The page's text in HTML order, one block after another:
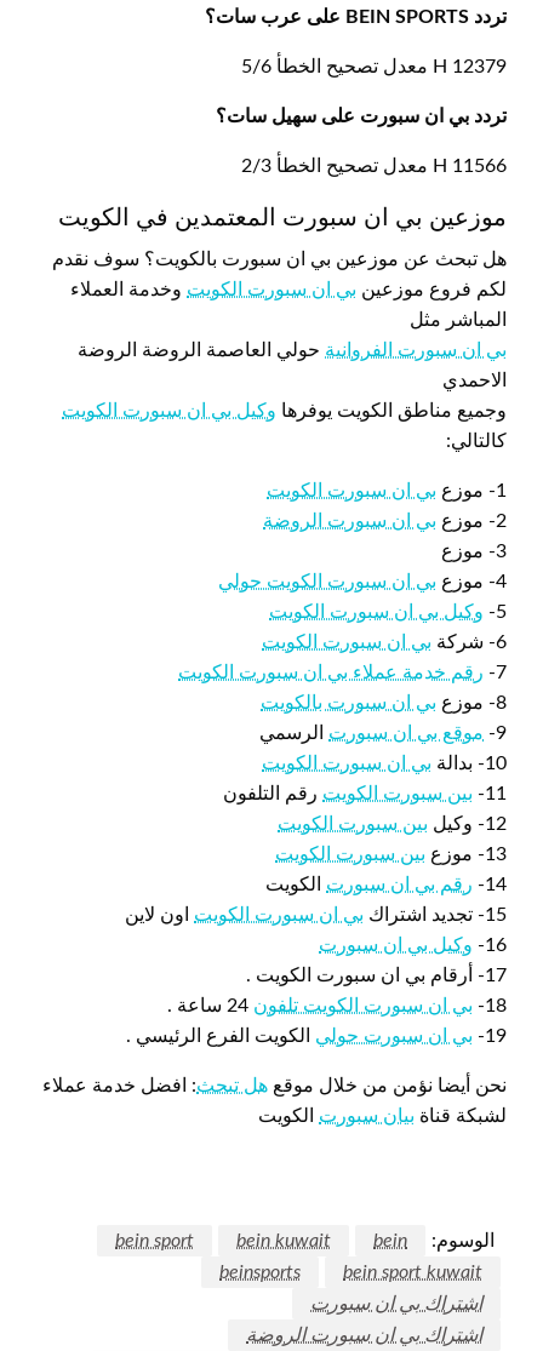
تردد BEIN SPORTS على عرب سات؟
12379 H معدل تصحيح الخطأ 5/6
تردد بي ان سبورت على سهيل سات؟
11566 H معدل تصحيح الخطأ 2/3
موزعين بي ان سبورت المعتمدين في الكويت
هل تبحث عن موزعين بي ان سبورت بالكويت؟ سوف نقدم
لكم فروع موزعين بي ان سبورت الكويت وخدمة العملاء
المباشر مثل
بي ان سبورت الفروانية حولي العاصمة الروضة الروضة
الاحمدي
وجميع مناطق الكويت يوفرها وكيل بي ان سبورت الكويت
كالتالي:
1- موزع
بي ان سبورت الكويت
2- موزع
بي ان سبورت الروضة
3- موزع
4- موزع
بي ان سبورت الكويت حولي
5-
وكيل بي ان سبورت الكويت
6- شركة
بي ان سبورت الكويت
7-
رقم خدمة عملاء بي ان سبورت الكويت
8- موزع
بي ان سبورت بالكويت
9-
موقع بي ان سبورت الرسمي
10- بدالة
بي ان سبورت الكويت
11-
بين سبورت الكويت رقم التلفون
12- وكيل
بين سبورت الكويت
13- موزع
بين سبورت الكويت
14-
رقم بي ان سبورت الكويت
15- تجديد اشتراك
بي ان سبورت الكويت اون لاين
16-
وكيل بي ان سبورت
17- أرقام بي ان سبورت الكويت .
18-
بي ان سبورت الكويت تلفون
19-
بي ان سبورت حولي الكويت الفرع الرئيسي .
نحن أيضا نؤمن من خلال موقع هل تبحث: افضل خدمة عملاء
لشبكة قناة بيان سبورت الكويت
الوسوم: bein
bein kuwait
bein sport
bein sport kuwait
beinsports
اشتراك بي ان سبورت
اشتراك بي ان سبورت الروضة